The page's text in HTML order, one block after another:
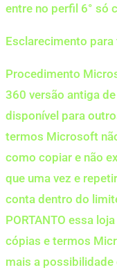
entre no perfil 6° só
Esclarecimento
Procedimento
360 versão antiga
disponível para
termos Microsoft
como copiar e não
que uma vez e
conta dentro do
PORTANTO essa
cópias e termos
mais a